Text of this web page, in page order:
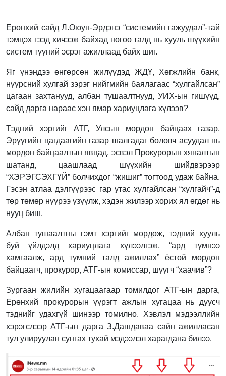
Ерөнхий сайд Л.Оюун-Эрдэнэ “системийн гажуудал”-тай
тэмцэх гээд хичээж байхад нөгөө талд нь хууль шүүхийн
систем түүний эсрэг ажиллаад байх шиг.
Яг үнэндээ өнгөрсөн жилүүдэд ЖДҮ, Хөгжлийн банк,
нүүрсний хулгай зэрэг нийгмийн баялагаас “хулгайлсан”
цагаан захтанууд, албан тушаалтнууд, УИХ-ын гишүүд,
сайд дарга нараас хэн ямар хариуцлага хүлээв?
Тэдний хэргийг АТГ, Улсын мөрдөн байцаах газар,
Эрүүгийн цагдаагийн газар шалгадаг боловч асуудал нь
мөрдөн байцаалтын явцад, эсвэл Прокурорын хяналтын
шатанд, цаашлаад шүүхийн шийдвэрээр
“ХЭРЭГСЭХГҮЙ” болчихдог “жишиг” тогтоод удаж байна.
Гэсэн атлаа дэлгүүрээс гар утас хулгайлсан “хулгайч”-д
төр төмөр нүүрээ үзүүлж, хэдэн жилээр хорих ял өгдөг нь
нууц биш.
Албан тушаалтны гэмт хэргийг мөрдөж, тэдний хууль
буй үйлдэлд хариуцлага хүлээлгэж, “ард түмнээ
хамгаалж, ард түмний талд ажиллах” ёстой мөрдөн
байцаагч, прокурор, АТГ-ын комиссар, шүүгч “хаачив”?
Зургаан жилийн хугацаагаар томилдог АТГ-ын дарга,
Ерөнхий прокурорын үүрэгт ажлын хугацаа нь дуусч
тэднийг удахгүй шинээр томилно. Хэвлэл мэдээллийн
хэрэгслээр АТГ-ын дарга З.Дашдаваа сайн ажилласан
тул улируулан сунгах тухай мэдээлэл харагдана билээ.